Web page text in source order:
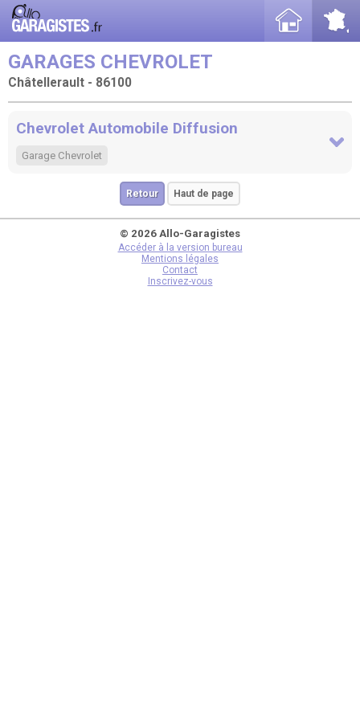
GARAGES CHEVROLET
Châtellerault - 86100
Chevrolet Automobile Diffusion
Garage Chevrolet
Retour Haut de page
© 2026 Allo-Garagistes
Accéder à la version bureau
Mentions légales
Contact
Inscrivez-vous